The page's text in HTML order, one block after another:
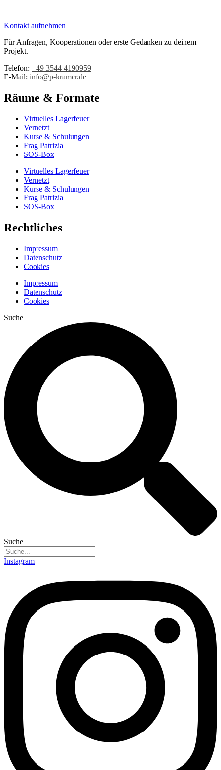
Kontakt aufnehmen
Für Anfragen, Kooperationen oder erste Gedanken zu deinem
Projekt.
Telefon: +49 3544 4190959‬
E-Mail: info@p-kramer.de
Räume & Formate
Virtuelles Lagerfeuer
Vernetzt
Kurse & Schulungen
Frag Patrizia
SOS-Box
Virtuelles Lagerfeuer
Vernetzt
Kurse & Schulungen
Frag Patrizia
SOS-Box
Rechtliches
Impressum
Datenschutz
Cookies
Impressum
Datenschutz
Cookies
Suche
Suche
Instagram